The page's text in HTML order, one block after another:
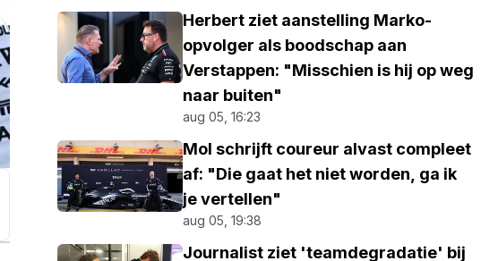
Herbert ziet aanstelling Marko-
opvolger als boodschap aan
Verstappen: "Misschien is hij op weg
naar buiten"
aug 05, 16:23
Mol schrijft coureur alvast compleet
af: "Die gaat het niet worden, ga ik
je vertellen"
aug 05, 19:38
Journalist ziet 'teamdegradatie' bij